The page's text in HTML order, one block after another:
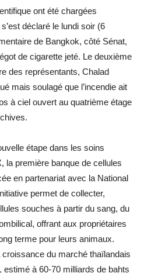
ont été chargées
déclaré le lundi soir (6
de Bangkok, côté Sénat,
de cigarette jeté. Le deuxième
des représentants, Chalad
mais soulagé que l’incendie ait
à ciel ouvert au quatrième étage
étape dans les soins
la première banque de cellules
en partenariat avec la National
permet de collecter,
souches à partir du sang, du
offrant aux propriétaires
terme pour leurs animaux.
du marché thaïlandais
à 60-70 milliards de bahts